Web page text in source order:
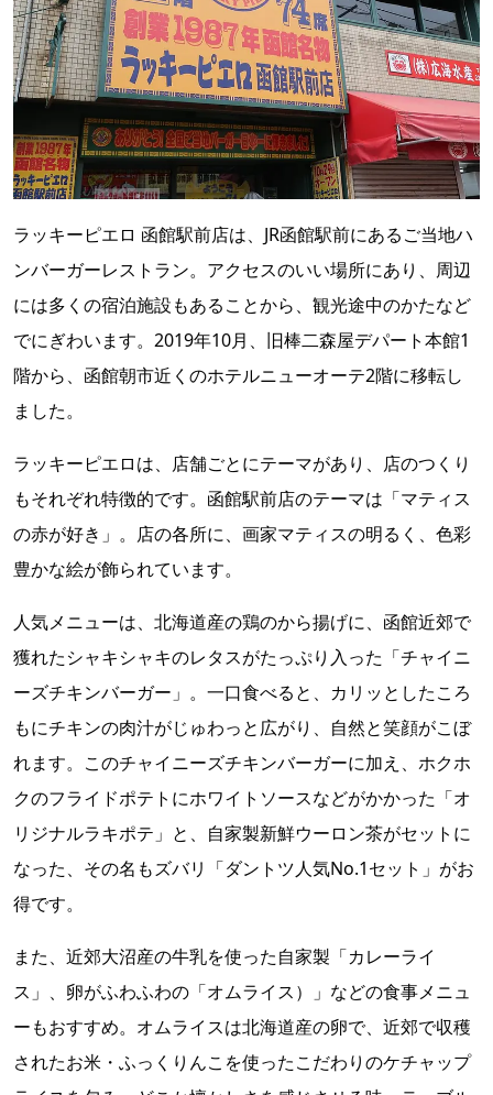
ラッキーピエロ 函館駅前店は、JR函館駅前にあるご当地ハ
ンバーガーレストラン。アクセスのいい場所にあり、周辺
には多くの宿泊施設もあることから、観光途中のかたなど
でにぎわいます。2019年10月、旧棒二森屋デパート本館1
階から、函館朝市近くのホテルニューオーテ2階に移転し
ました。
ラッキーピエロは、店舗ごとにテーマがあり、店のつくり
もそれぞれ特徴的です。函館駅前店のテーマは「マティス
の赤が好き」。店の各所に、画家マティスの明るく、色彩
豊かな絵が飾られています。
人気メニューは、北海道産の鶏のから揚げに、函館近郊で
獲れたシャキシャキのレタスがたっぷり入った「チャイニ
ーズチキンバーガー」。一口食べると、カリッとしたころ
もにチキンの肉汁がじゅわっと広がり、自然と笑顔がこぼ
れます。このチャイニーズチキンバーガーに加え、ホクホ
クのフライドポテトにホワイトソースなどがかかった「オ
リジナルラキポテ」と、自家製新鮮ウーロン茶がセットに
なった、その名もズバリ「ダントツ人気No.1セット」がお
得です。
また、近郊大沼産の牛乳を使った自家製「カレーライ
ス」、卵がふわふわの「オムライス）」などの食事メニュ
ーもおすすめ。オムライスは北海道産の卵で、近郊で収穫
されたお米・ふっくりんこを使ったこだわりのケチャップ